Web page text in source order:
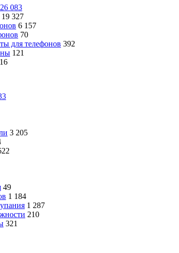
26 083
19 327
6 157
70
для телефонов 392
121
16
3 205
49
1 184
1 287
210
321